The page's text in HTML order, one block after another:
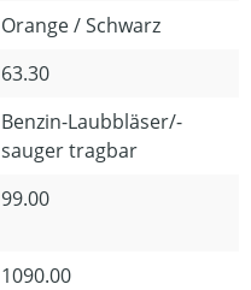
Orange / Schwarz
63.30
Benzin-Laubbläser/-
sauger tragbar
99.00
1090.00